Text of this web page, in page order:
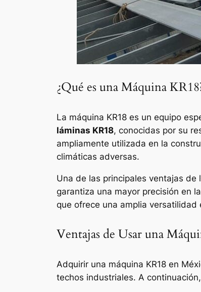
¿Qué es una Máquina
La máquina KR18 es un equipo
láminas KR18, conocidas por su
ampliamente utilizada en la
climáticas adversas.
Una de las principales ventajas de
garantiza una mayor precisión en
que ofrece una amplia
Ventajas de Usar una
Adquirir una máquina KR18 en
techos industriales. A